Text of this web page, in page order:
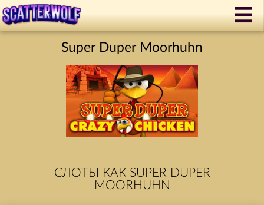
Super Duper Moorhuhn
СЛОТЫ КАК SUPER DUPER
MOORHUHN